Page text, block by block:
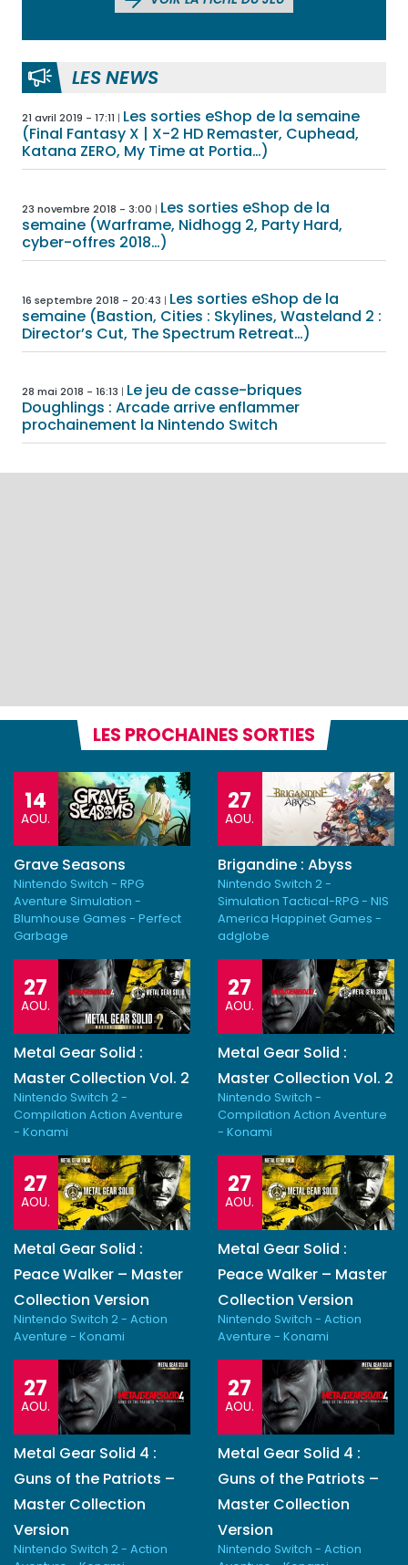
LES NEWS
21 avril 2019 - 17:11
Les sorties eShop de la semaine
(Final Fantasy X | X-2 HD Remaster, Cuphead,
Katana ZERO, My Time at Portia…)
23 novembre 2018 - 3:00
Les sorties eShop de la
semaine (Warframe, Nidhogg 2, Party Hard,
cyber-offres 2018…)
16 septembre 2018 - 20:43
Les sorties eShop de la
semaine (Bastion, Cities : Skylines, Wasteland 2 :
Director’s Cut, The Spectrum Retreat…)
28 mai 2018 - 16:13
Le jeu de casse-briques
Doughlings : Arcade arrive enflammer
prochainement la Nintendo Switch
LES PROCHAINES SORTIES
14
AOU.
Grave Seasons
Nintendo Switch - RPG
Aventure Simulation -
Blumhouse Games - Perfect
Garbage
27
AOU.
Brigandine : Abyss
Nintendo Switch 2 -
Simulation Tactical-RPG - NIS
America Happinet Games -
adglobe
27
AOU.
Metal Gear Solid :
Master Collection Vol. 2
Nintendo Switch 2 -
Compilation Action Aventure
- Konami
27
AOU.
Metal Gear Solid :
Master Collection Vol. 2
Nintendo Switch -
Compilation Action Aventure
- Konami
27
AOU.
Metal Gear Solid :
Peace Walker – Master
Collection Version
Nintendo Switch 2 - Action
Aventure - Konami
27
AOU.
Metal Gear Solid :
Peace Walker – Master
Collection Version
Nintendo Switch - Action
Aventure - Konami
27
AOU.
Metal Gear Solid 4 :
Guns of the Patriots –
Master Collection
Version
Nintendo Switch 2 - Action
27
AOU.
Metal Gear Solid 4 :
Guns of the Patriots –
Master Collection
Version
Nintendo Switch - Action